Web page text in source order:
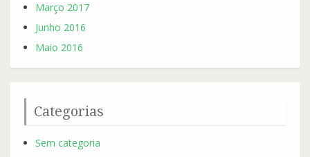
Março 2017
Junho 2016
Maio 2016
Categorias
Sem categoria